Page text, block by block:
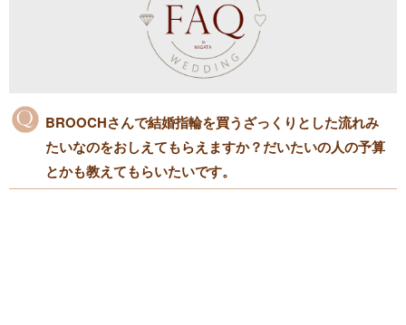
BROOCHさんで結婚指輪を買うざっくりとした流れみ
たいなのをおしえてもらえますか？だいたいの人の予算
とかも教えてもらいたいです。